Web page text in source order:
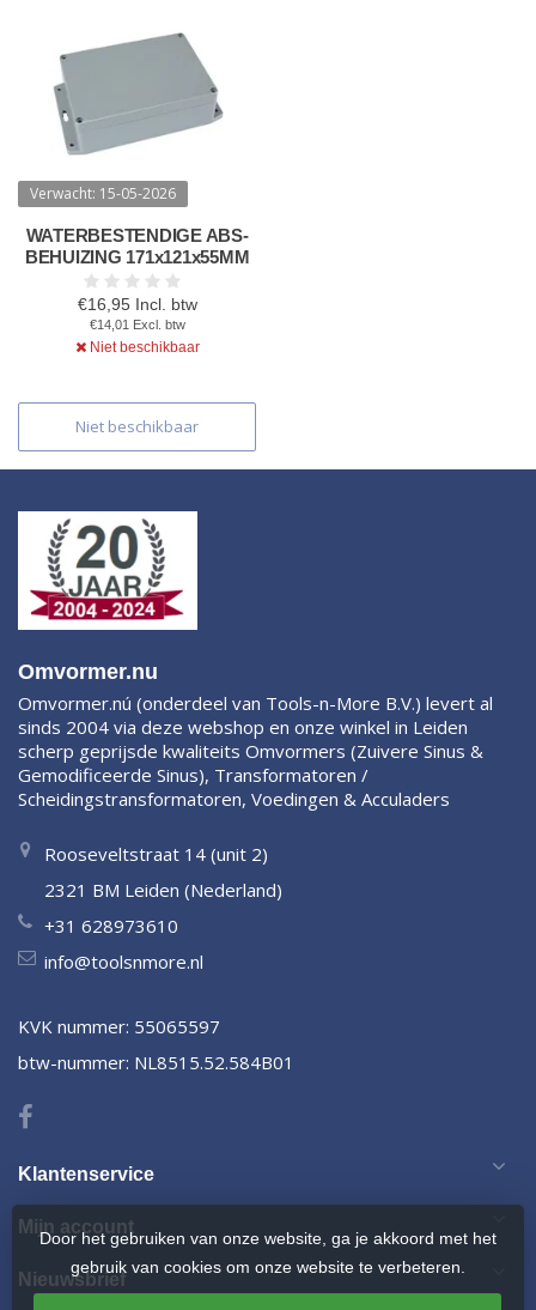
Verwacht: 15-05-2026
WATERBESTENDIGE ABS-
BEHUIZING 171x121x55MM
€16,95 Incl. btw
€14,01 Excl. btw
Niet beschikbaar
Niet beschikbaar
Omvormer.nu
Omvormer.nú (onderdeel van Tools-n-More B.V.) levert al
sinds 2004 via deze webshop en onze winkel in Leiden
scherp geprijsde kwaliteits Omvormers (Zuivere Sinus &
Gemodificeerde Sinus), Transformatoren /
Scheidingstransformatoren, Voedingen & Acculaders
Rooseveltstraat 14 (unit 2)
2321 BM Leiden (Nederland)
+31 628973610
info@toolsnmore.nl
KVK nummer: 55065597
btw-nummer: NL8515.52.584B01
Klantenservice
Mijn account
Nieuwsbrief
Door het gebruiken van onze website, ga je akkoord met het
gebruik van cookies om onze website te verbeteren.